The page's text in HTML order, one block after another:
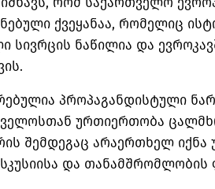
ქვეყანაა, რომელიც
ნაწილია და
პროპაგანდისტული
ურთიერთობა
შემდეგაც არაერთხელ
და თანამშრომლობის